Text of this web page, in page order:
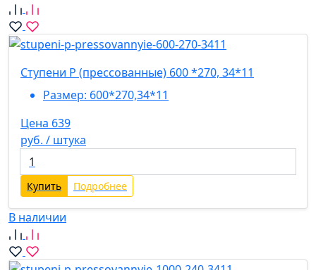
Ступени P (прессованные) 600 *270, 34*11
Размер: 600*270,34*11
Цена 639
руб. / штука
Купить Подробнее
В наличии